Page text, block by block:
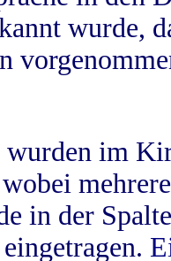
wurde,
im
in der